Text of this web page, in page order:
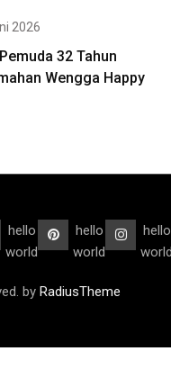
2026
32 Tahun
Wengga Happy
hello
world
hello
world
hello
by RadiusTheme